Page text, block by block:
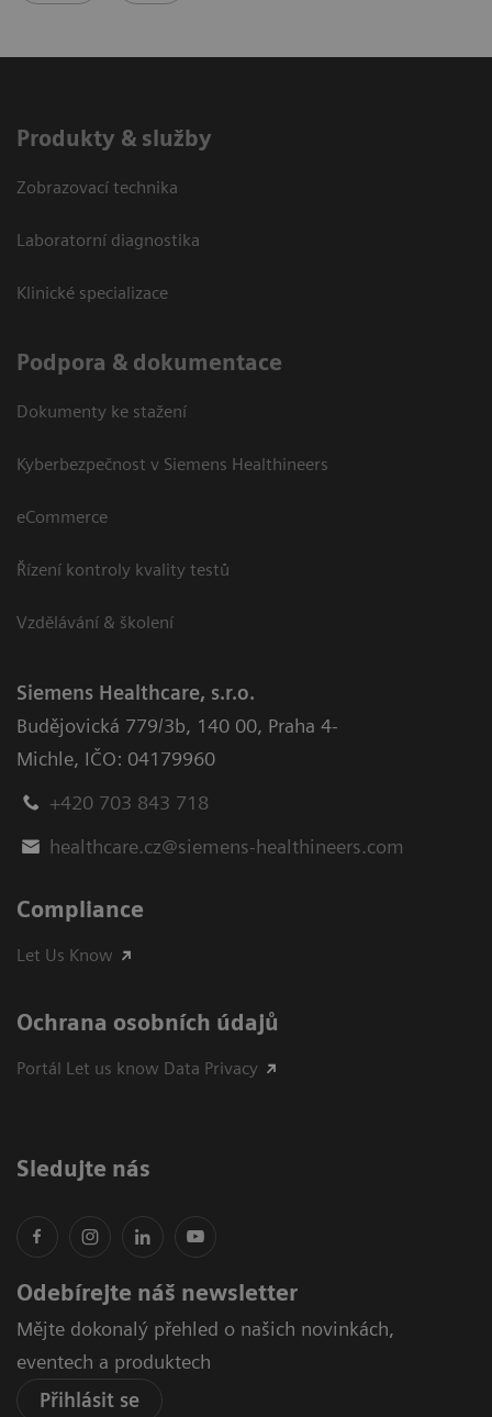
Produkty & služby
Zobrazovací technika
Laboratorní diagnostika
Klinické specializace
Podpora & dokumentace
Dokumenty ke stažení
Kyberbezpečnost v Siemens Healthineers
eCommerce
Řízení kontroly kvality testů
Vzdělávání & školení
Siemens Healthcare, s.r.o.
Budějovická 779/3b, 140 00, Praha 4-
Michle, IČO: 04179960
+420 703 843 718
healthcare.cz@siemens-healthineers.com
Compliance
Let Us Know
Ochrana osobních údajů
Portál Let us know Data Privacy
Sledujte nás
Odebírejte náš newsletter
Mějte dokonalý přehled o našich novinkách,
eventech a produktech
Přihlásit se